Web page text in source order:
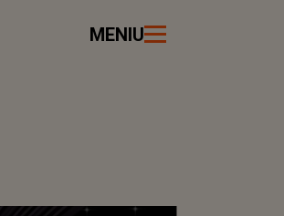
MENIU